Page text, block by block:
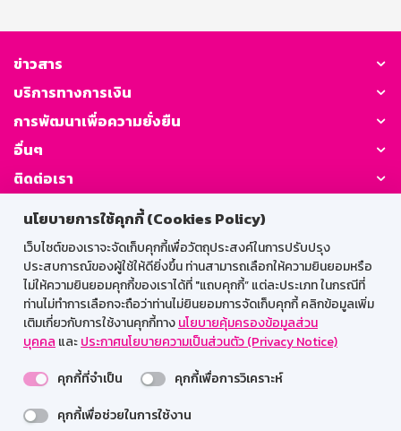
นโยบายการใช้คุกกี้ (Cookies Policy)
เว็บไซต์ของเราจะจัดเก็บคุกกี้เพื่อวัตถุประสงค์ในการปรับปรุง
ประสบการณ์ของผู้ใช้ให้ดียิ่งขึ้น ท่านสามารถเลือกให้ความยินยอมหรือ
ไม่ให้ความยินยอมคุกกี้ของเราได้ที่ "แถบคุกกี้” แต่ละประเภท ในกรณีที่
ท่านไม่ทำการเลือกจะถือว่าท่านไม่ยินยอมการจัดเก็บคุกกี้ คลิกข้อมูลเพิ่ม
เติมเกี่ยวกับการใช้งานคุกกี้ทางนโยบายคุ้มครองข้อมูลส่วน
บุคคล และประกาศนโยบายความเป็นส่วนตัว (Privacy Notice)
คุกกี้ที่จำเป็น
คุกกี้เพื่อการวิเคราะห์
คุกกี้เพื่อช่วยในการใช้งาน
ข่าวสาร
บริการทางการเงิน
การพัฒนาเพื่อความยั่งยืน
อื่นๆ
ติดต่อเรา
GSB Society:
สำหรับพนักงาน
Web HR
GSB Wisdom
M-Search
เข้าสู่ระบบเน็ตเมล